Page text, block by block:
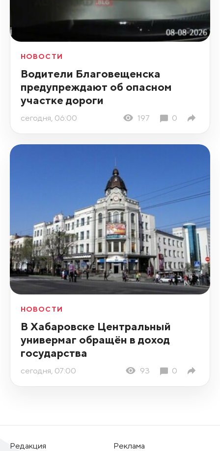
НОВОСТИ
Водители Благовещенска
предупреждают об опасном
участке дороги
сегодня, 06:00 197 0
НОВОСТИ
В Хабаровске Центральный
универмаг обращён в доход
государства
сегодня, 07:00 93 0
Редакция
Реклама